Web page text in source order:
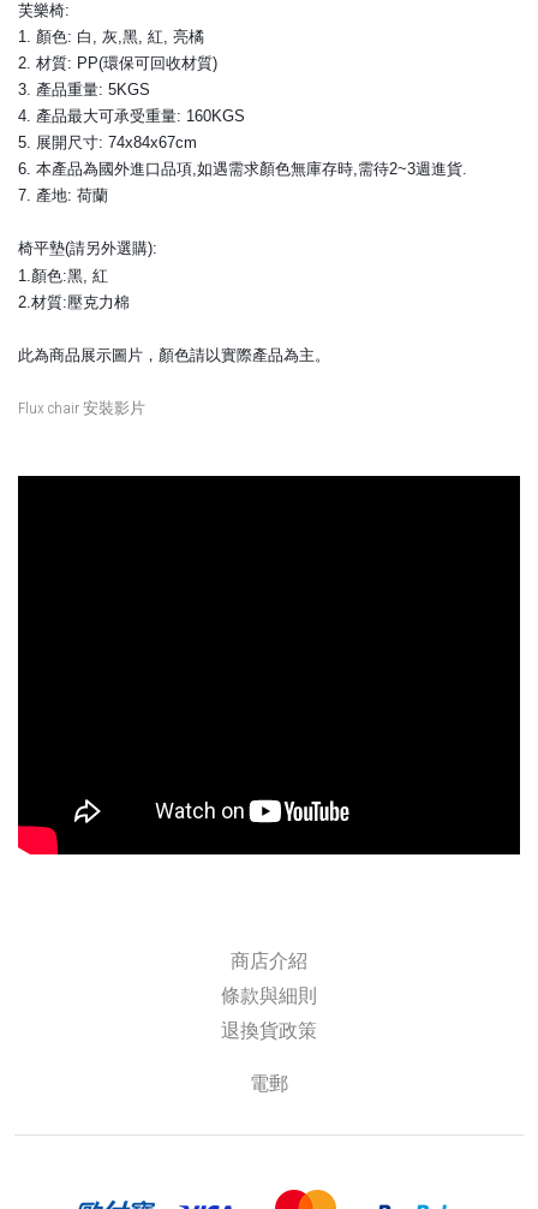
芙樂椅:
1. 顏色: 白, 灰,黑, 紅, 亮橘
2. 材質: PP(環保可回收材質)
3. 產品重量: 5KGS
4. 產品最大可承受重量: 160KGS
5. 展開尺寸: 74x84x67cm
6. 本產品為國外進口品項,如遇需求顏色無庫存時,需待2~3週進貨.
7. 產地: 荷蘭
椅平墊(請另外選購):
1.顏色:黑, 紅
2.材質:壓克力棉
此為商品展示圖片，顏色請以實際產品為主。
Flux chair 安裝影片
商店介紹
條款與細則
退換貨政策
電郵